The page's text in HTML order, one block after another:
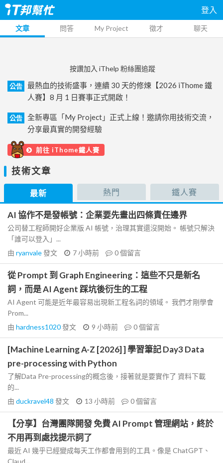
登入
文章 問答 My Project 徵才 聊天
按讚加入 iThelp 粉絲團追蹤
公告
最熱血的技術盛事，連續 30 天的修煉【2026 iThome 鐵
人賽】8 月 1 日賽事正式開啟！
公告
全新專區「My Project」正式上線！邀請你用技術交流，
分享最真實的開發經驗
前往 iThome鐵人賽
技術文章
最新 熱門 鐵人賽
AI 協作不是發帳號：企業要先畫出四條責任邊界
公司替工程師開好企業版 AI 帳號，治理其實還沒開始。 帳號只解決
「誰可以登入」...
由 ryanvale發文 7 小時前 0個留言
從 Prompt 到 Graph Engineering：這些不只是新名
詞，而是 AI Agent 踩坑後衍生的工程
AI Agent 可能是近年最容易出現新工程名詞的領域。 我們才剛學會
Prom...
由 hardness1020發文 9 小時前 0個留言
[Machine Learning A-Z [2026] ] 學習筆記 Day3 Data
pre-processing with Python
了解Data Pre-processing的概念後，接著就是要實作了 資料下載
的...
由 duckravel48 發文 13 小時前 0個留言
【分享】台灣團隊開發 免費 AI Prompt 管理網站，終於
不用再到處找提示詞了
最近 AI 幾乎已經變成每天工作都會用到的工具。像是 ChatGPT、
Claud...